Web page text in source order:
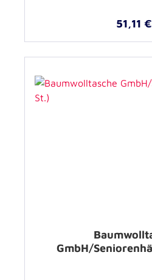
51,11
GmbH/